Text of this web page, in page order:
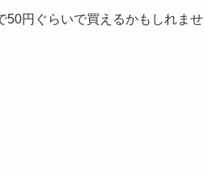
50円ぐらいで買えるかもしれませ